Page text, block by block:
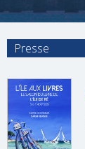
Presse